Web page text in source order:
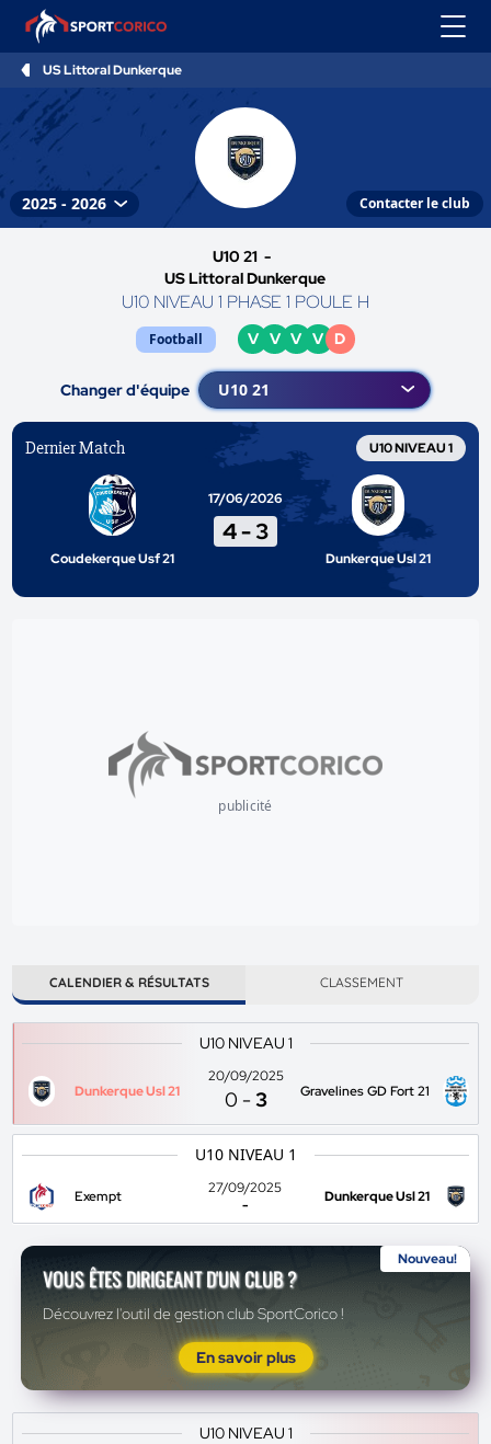
US Littoral Dunkerque
Contacter le club
U10 21 -
US Littoral Dunkerque
U10 NIVEAU 1 PHASE 1 POULE H
Football V V V V D
Changer d'équipe
Dernier Match U10 NIVEAU 1
Coudekerque Usf 21
17/06/2026
4-3
Dunkerque Usl 21
publicité
CALENDIER & RÉSULTATS CLASSEMENT
U10 NIVEAU 1
Dunkerque Usl 21
20/09/2025
0 -3 Gravelines GD Fort 21
U10 NIVEAU 1
Exempt
27/09/2025
-
Dunkerque Usl 21
Nouveau!
VOUS ÊTES DIRIGEANT D'UN CLUB ?
Découvrez l'outil de gestion club SportCorico !
En savoir plus
U10 NIVEAU 1